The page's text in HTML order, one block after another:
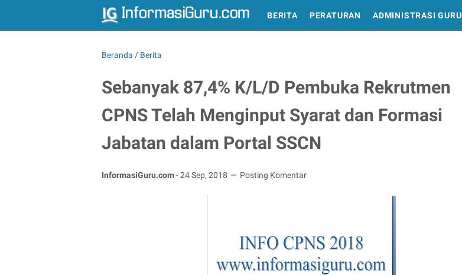
BERITA PERATURAN ADMINISTRASI GURU
Beranda / Berita
Sebanyak 87,4% K/L/D Pembuka Rekrutmen
CPNS Telah Menginput Syarat dan Formasi
Jabatan dalam Portal SSCN
InformasiGuru.com-24 Sep, 2018 Posting Komentar